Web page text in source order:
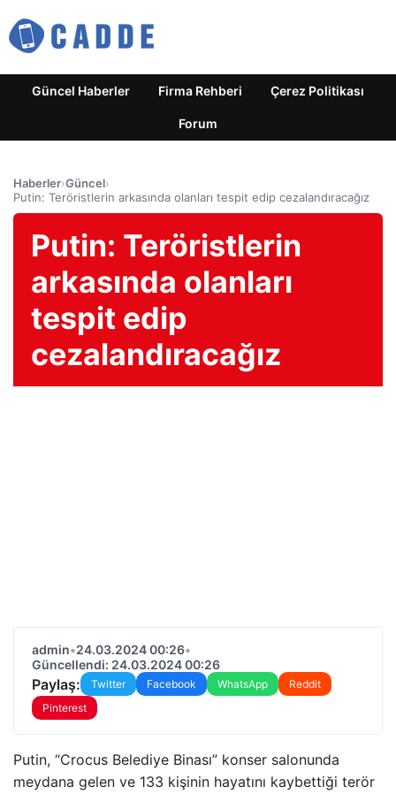
Güncel Haberler Firma Rehberi Çerez Politikası
Forum
Haberler›Güncel›
Putin: Teröristlerin arkasında olanları tespit edip cezalandıracağız
Putin: Teröristlerin
arkasında olanları
tespit edip
cezalandıracağız
admin•24.03.2024 00:26•
Güncellendi: 24.03.2024 00:26
Paylaş: Twitter Facebook WhatsApp
Reddit
Pinterest
Putin, “Crocus Belediye Binası” konser salonunda
meydana gelen ve 133 kişinin hayatını kaybettiği terör